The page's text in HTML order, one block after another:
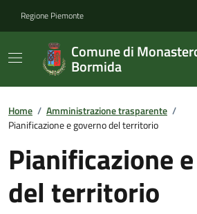
Regione Piemonte
Comune di
Bormida
Home / Amministrazione trasparente /
Pianificazione e governo del territorio
Pianificazione
del territorio